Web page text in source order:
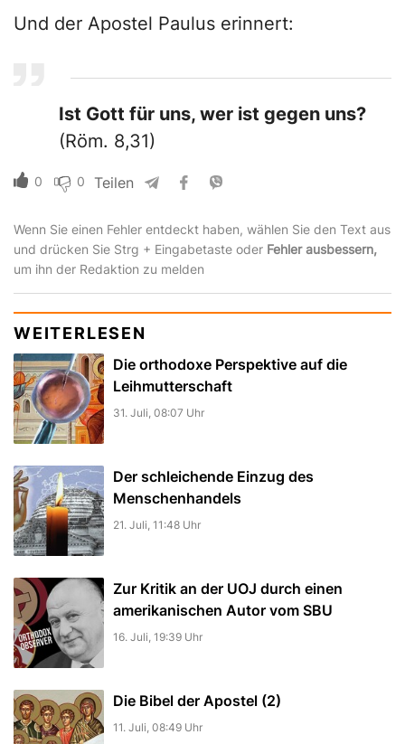
Und der Apostel Paulus erinnert:
Ist Gott für uns, wer ist gegen uns?
(Röm. 8,31)
0 0 Teilen
Wenn Sie einen Fehler entdeckt haben, wählen Sie den Text aus
und drücken Sie Strg + Eingabetaste oder Fehler ausbessern,
um ihn der Redaktion zu melden
WEITERLESEN
Die orthodoxe Perspektive auf die
Leihmutterschaft
31. Juli, 08:07 Uhr
Der schleichende Einzug des
Menschenhandels
21. Juli, 11:48 Uhr
Zur Kritik an der UOJ durch einen
amerikanischen Autor vom SBU
16. Juli, 19:39 Uhr
Die Bibel der Apostel (2)
11. Juli, 08:49 Uhr